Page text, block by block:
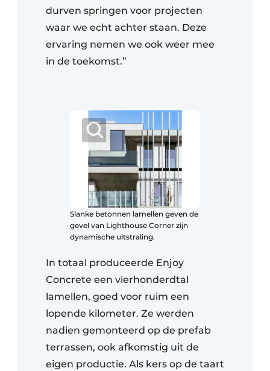
durven springen voor projecten
waar we echt achter staan. Deze
ervaring nemen we ook weer mee
in de toekomst.”
Slanke betonnen lamellen geven de
gevel van Lighthouse Corner zijn
dynamische uitstraling.
In totaal produceerde Enjoy
Concrete een vierhonderdtal
lamellen, goed voor ruim een
lopende kilometer. Ze werden
nadien gemonteerd op de prefab
terrassen, ook afkomstig uit de
eigen productie. Als kers op de taart